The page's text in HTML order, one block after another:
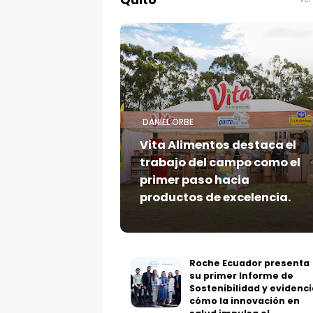
DANIEL ORBE
Vita Alimentos destaca el
trabajo del campo como el
primer paso hacia
productos de excelencia.
Roche Ecuador presenta
su primer Informe de
Sostenibilidad y
cómo la innovación en